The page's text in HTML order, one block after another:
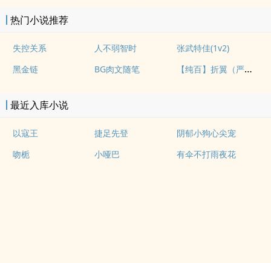
热门小说推荐
失控关系 人不弱智时
张武特佳(1v2)
黑金链
BG肉文随笔 【纯百】折翼（严厉上司是小鸟）
最近入库小说
以寇王 捷足先登
阴郁小狗心尖宠
吻栀
小哑巴 有伞不打雨夜花